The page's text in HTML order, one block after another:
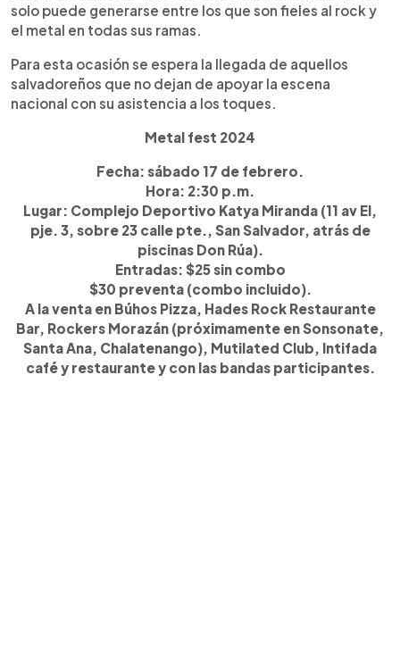
solo puede generarse entre los que son fieles al rock y
el metal en todas sus ramas.
Para esta ocasión se espera la llegada de aquellos
salvadoreños que no dejan de apoyar la escena
nacional con su asistencia a los toques.
Metal fest 2024
Fecha: sábado 17 de febrero.
Hora: 2:30 p.m.
Lugar: Complejo Deportivo Katya Miranda (11 av El,
pje. 3, sobre 23 calle pte., San Salvador, atrás de
piscinas Don Rúa).
Entradas: $25 sin combo
$30 preventa (combo incluido).
A la venta en Búhos Pizza, Hades Rock Restaurante
Bar, Rockers Morazán (próximamente en Sonsonate,
Santa Ana, Chalatenango), Mutilated Club, Intifada
café y restaurante y con las bandas participantes.